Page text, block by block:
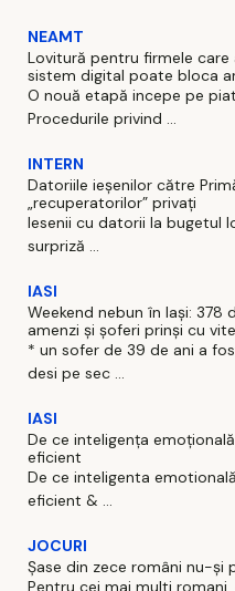
NEAMT
Lovitură pentru firmele
sistem digital poate bloca
O nouă etapă incepe pe
Procedurile privind ...
INTERN
Datoriile ieșenilor către
„recuperatorilor” privați
Iesenii cu datorii la bugetul
surpriză ...
IASI
Weekend nebun în Iași: 378
amenzi și șoferi prinși cu
* un sofer de 39 de ani a
desi pe sec ...
IASI
De ce inteligența
eficient
De ce inteligenta
eficient & ...
JOCURI
Șase din zece români nu-și
Pentru cei mai multi